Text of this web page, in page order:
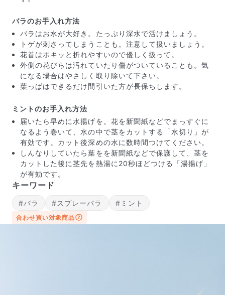
不備があった場合は、些細なことでもお気軽にサポート
までご連絡ください。ご返金にて補償いたします。
写真と同じものが届く？
商品ページに掲載している写真は、実際にお届けする商
品を撮影したものです。お花は生き物なので、どうして
も色味やサイズ・咲き方に個体差はありますが、できる
だけ写真のイメージに近いものをお届けできるように人
バラのお手入れ方法
バラはお水が大好き。たっぷり深水で活けましょう。
トゲが刺さってしまうことも。注意して扱いましょう。
花首はポキッと折れやすいので優しく扱って。
外側の花びらは汚れていたり傷がついていることも。気
になる場合はやさしく取り除いて下さい。
葉っぱはできるだけ間引いた方が長保ちします。
ミントのお手入れ方法
届いたら早めに水揚げを。花を新聞紙などでまっすぐに
なるよう巻いて、水の中で茎をカットする「水切り」が
有効です。カット後深めの水に数時間つけてください。
しんなりしていたら葉をを新聞紙などで保護して、茎を
カットした後に茎先を熱湯に20秒ほどつける「湯揚げ」
が有効です。
キーワード
#バラ #スプレーバラ #ミント
合わせ買い対象商品